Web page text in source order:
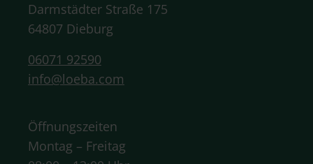
Darmstädter Straße 175
64807 Dieburg
06071 92590
info@loeba.com
Öffnungszeiten
Montag – Freitag